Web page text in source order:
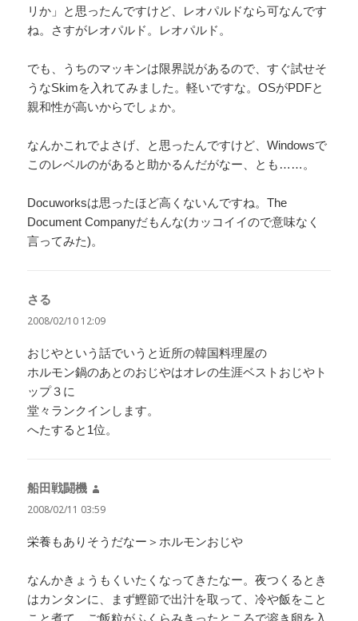
リか」と思ったんですけど、レオパルドなら可なんです
ね。さすがレオパルド。レオパルド。
でも、うちのマッキンは限界説があるので、すぐ試せそ
うなSkimを入れてみました。軽いですな。OSがPDFと
親和性が高いからでしょか。
なんかこれでよさげ、と思ったんですけど、Windowsで
このレベルのがあると助かるんだがなー、とも……。
Docuworksは思ったほど高くないんですね。The
Document Companyだもんな(カッコイイので意味なく
言ってみた)。
さる
り:
2008/02/10 12:09
おじやという話でいうと近所の韓国料理屋の
ホルモン鍋のあとのおじやはオレの生涯ベストおじやト
ップ３に
堂々ランクインします。
へたすると1位。
船田戦闘機
り:
2008/02/11 03:59
栄養もありそうだなー＞ホルモンおじや
なんかきょうもくいたくなってきたなー。夜つくるとき
はカンタンに、まず鰹節で出汁を取って、冷や飯をこと